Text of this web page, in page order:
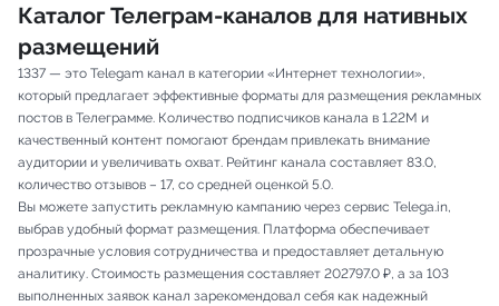
Каталог Телеграм-каналов для нативных
размещений
1337 — это Telegam канал в категории «Интернет технологии»,
который предлагает эффективные форматы для размещения рекламных
постов в Телеграмме. Количество подписчиков канала в 1.22M и
качественный контент помогают брендам привлекать внимание
аудитории и увеличивать охват. Рейтинг канала составляет 83.0,
количество отзывов – 17, со средней оценкой 5.0.
Вы можете запустить рекламную кампанию через сервис Telega.in,
выбрав удобный формат размещения. Платформа обеспечивает
прозрачные условия сотрудничества и предоставляет детальную
аналитику. Стоимость размещения составляет 202797.0 ₽, а за 103
выполненных заявок канал зарекомендовал себя как надежный